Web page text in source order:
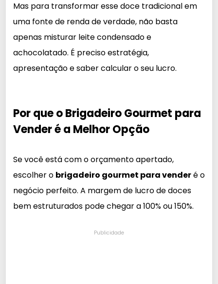
Mas para transformar esse doce tradicional em
uma fonte de renda de verdade, não basta
apenas misturar leite condensado e
achocolatado. É preciso estratégia,
apresentação e saber calcular o seu lucro.
Por que o Brigadeiro Gourmet para
Vender é a Melhor Opção
Se você está com o orçamento apertado,
escolher o brigadeiro gourmet para venderé o
negócio perfeito. A margem de lucro de doces
bem estruturados pode chegar a 100% ou 150%.
Publicidade